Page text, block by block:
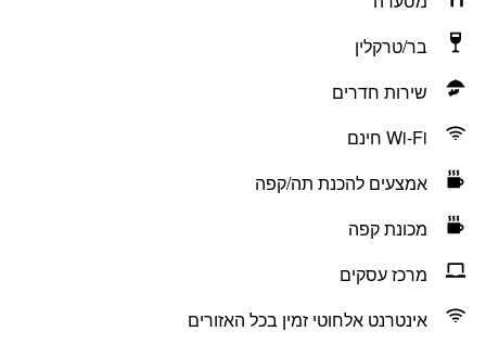
בר/טרקלין
שירות חדרים
Wi-Fi חינם
אמצעים להכנת תה/קפה
מכונת קפה
מרכז עסקים
אינטרנט אלחוטי זמין בכל האזורים